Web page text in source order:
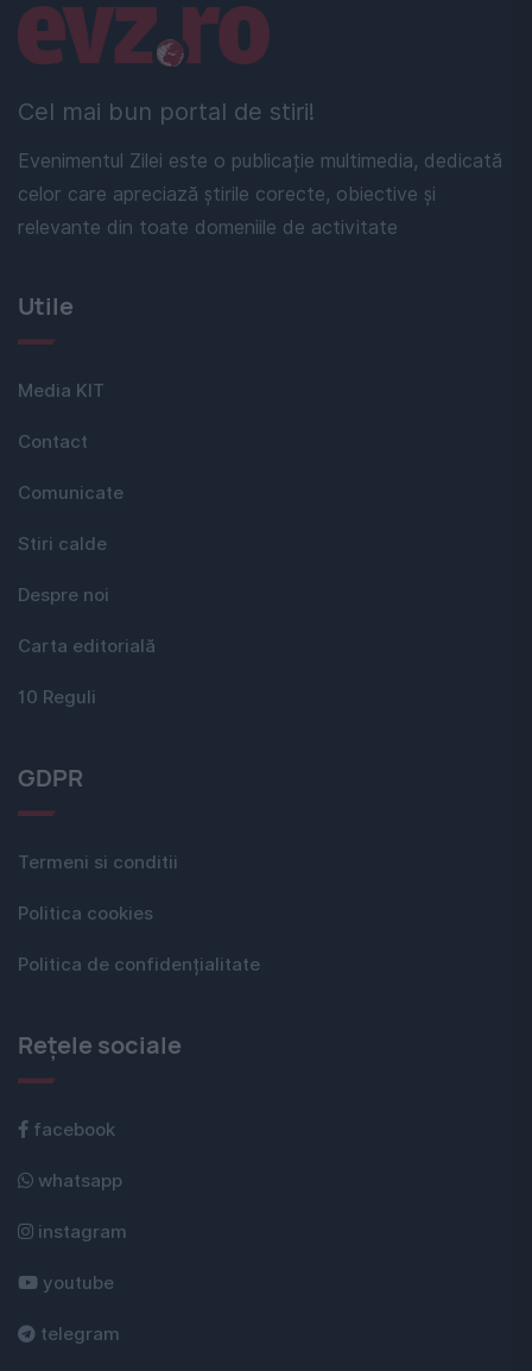
Cel mai bun portal de stiri!
Evenimentul Zilei este o publicație multimedia, dedicată
celor care apreciază știrile corecte, obiective și
relevante din toate domeniile de activitate
Linkuri utile
Utile
Media KIT
Contact
Comunicate
Stiri calde
Despre noi
Carta editorială
10 Reguli
GDPR
Termeni si conditii
Politica cookies
Politica de confidențialitate
Rețele sociale
facebook
whatsapp
instagram
youtube
telegram